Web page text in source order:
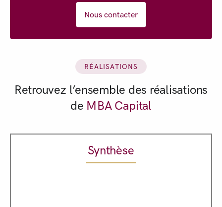
Nous contacter
RÉALISATIONS
Retrouvez l’ensemble des réalisations
de MBA Capital
Synthèse